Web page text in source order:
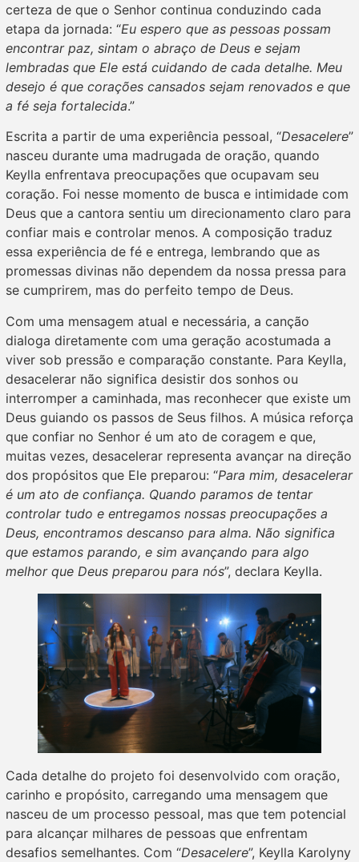
certeza de que o Senhor continua conduzindo cada
etapa da jornada: “Eu espero que as pessoas possam
encontrar paz, sintam o abraço de Deus e sejam
lembradas que Ele está cuidando de cada detalhe. Meu
desejo é que corações cansados sejam renovados e que
a fé seja fortalecida.”
Escrita a partir de uma experiência pessoal, “Desacelere”
nasceu durante uma madrugada de oração, quando
Keylla enfrentava preocupações que ocupavam seu
coração. Foi nesse momento de busca e intimidade com
Deus que a cantora sentiu um direcionamento claro para
confiar mais e controlar menos. A composição traduz
essa experiência de fé e entrega, lembrando que as
promessas divinas não dependem da nossa pressa para
se cumprirem, mas do perfeito tempo de Deus.
Com uma mensagem atual e necessária, a canção
dialoga diretamente com uma geração acostumada a
viver sob pressão e comparação constante. Para Keylla,
desacelerar não significa desistir dos sonhos ou
interromper a caminhada, mas reconhecer que existe um
Deus guiando os passos de Seus filhos. A música reforça
que confiar no Senhor é um ato de coragem e que,
muitas vezes, desacelerar representa avançar na direção
dos propósitos que Ele preparou: “Para mim, desacelerar
é um ato de confiança. Quando paramos de tentar
controlar tudo e entregamos nossas preocupações a
Deus, encontramos descanso para alma. Não significa
que estamos parando, e sim avançando para algo
melhor que Deus preparou para nós”, declara Keylla.
Cada detalhe do projeto foi desenvolvido com oração,
carinho e propósito, carregando uma mensagem que
nasceu de um processo pessoal, mas que tem potencial
para alcançar milhares de pessoas que enfrentam
desafios semelhantes. Com “Desacelere”, Keylla Karolyny